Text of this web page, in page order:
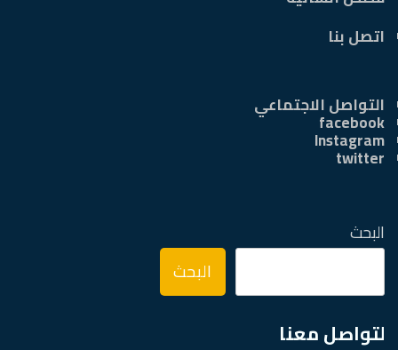
اتصل بنا
التواصل الاجتماعي
facebook
Instagram
twitter
البحث
البحث
لتواصل معنا